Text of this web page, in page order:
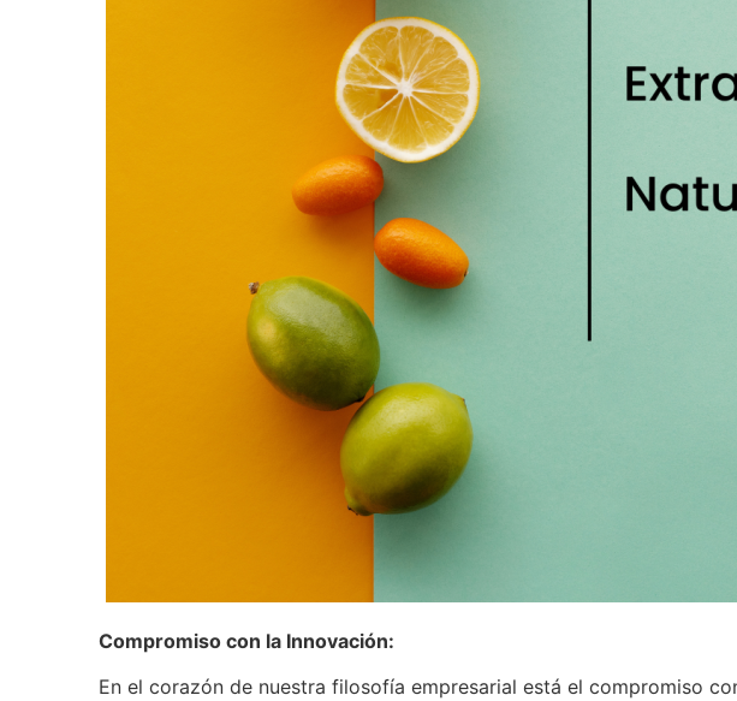
Compromiso con la Innovación:
En el corazón de nuestra filosofía empresarial está el compromiso